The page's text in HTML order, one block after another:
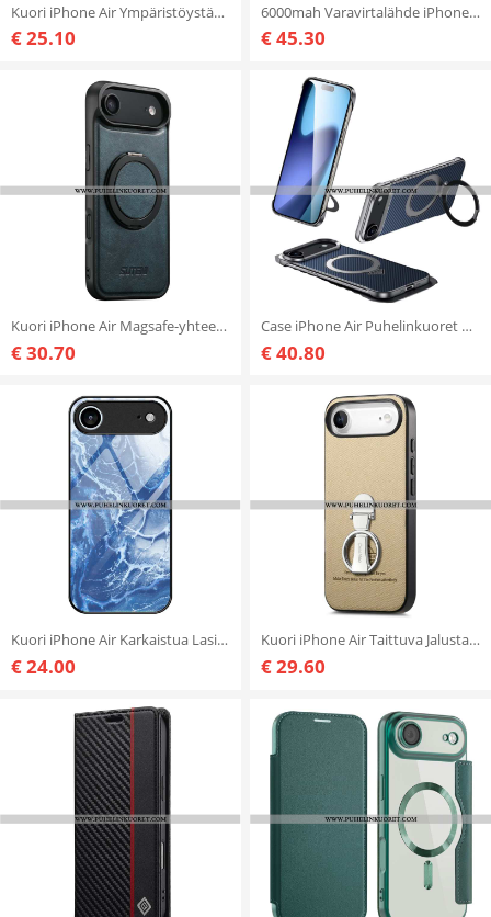
Kuori iPhone Air Ympäristöystävällinen Silikoni Imak
€ 25.10
6000mah Varavirtalähde iPhone Airille Magsafella
€ 45.30
Kuori iPhone Air Magsafe-yhteensopiva Pyörivän Jalustan Kanssa
€ 30.70
Case iPhone Air Puhelinkuoret Magsafe Ultra Fine Hiilikuitu
€ 40.80
Kuori iPhone Air Karkaistua Lasia Marmorikuvio Suojakuori
€ 24.00
Kuori iPhone Air Taittuva Jalusta Suojakuori
€ 29.60